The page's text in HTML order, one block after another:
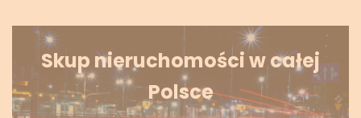
Skup nieruchomości w całej
Polsce